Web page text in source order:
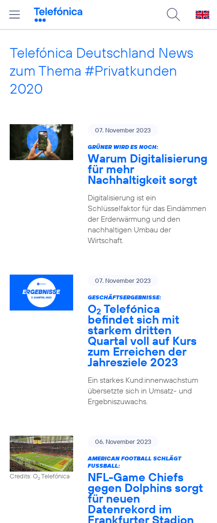
Telefónica Deutschland News
zum Thema #Privatkunden
2020
07. November 2023
GRÜNER WIRD ES NOCH:
Warum Digitalisierung
für mehr
Nachhaltigkeit sorgt
Digitalisierung ist ein
Schlüsselfaktor für das Eindämmen
der Erderwärmung und den
nachhaltigen Umbau der
Wirtschaft.
07. November 2023
GESCHÄFTSERGEBNISSE:
O2 Telefónica
befindet sich mit
starkem dritten
Quartal voll auf Kurs
zum Erreichen der
Jahresziele 2023
Ein starkes Kund:innenwachstum
übersetzte sich in Umsatz- und
Ergebniszuwachs.
Credits: O2Telefónica
06. November 2023
AMERICAN FOOTBALL SCHLÄGT
FUSSBALL:
NFL-Game Chiefs
gegen Dolphins sorgt
für neuen
Datenrekord im
Frankfurter Stadion